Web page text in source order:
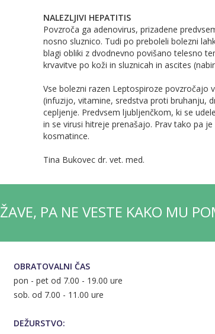
NALEZLJIVI HEPATITIS
Povzroča ga adenovirus, prizadene
nosno sluznico. Tudi po preboleli bolezni
blagi obliki z dvodnevno povišano telesno
krvavitve po koži in sluznicah in ascites
Vse bolezni razen Leptospiroze povzročajo
(infuzijo, vitamine, sredstva proti bruhanju,
cepljenje. Predvsem ljubljenčkom, ki se
in se virusi hitreje prenašajo. Prav tako pa
kosmatince.
Tina Bukovec dr. vet. med.
PA NE VESTE KAKO MU
OBRATOVALNI ČAS
pon - pet od 7.00 - 19.00 ure
sob. od 7.00 - 11.00 ure
DEŽURSTVO: